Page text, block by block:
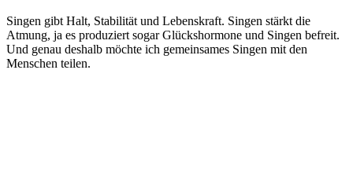
Singen gibt Halt, Stabilität und Lebenskraft. Singen stärkt die
Atmung, ja es produziert sogar Glückshormone und Singen befreit.
Und genau deshalb möchte ich gemeinsames Singen mit den
Menschen teilen.